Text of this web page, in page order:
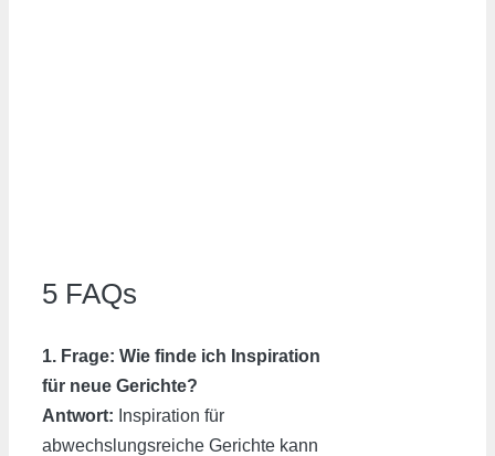
5 FAQs
1. Frage: Wie finde ich Inspiration
für neue Gerichte?
Antwort: Inspiration für
abwechslungsreiche Gerichte kann